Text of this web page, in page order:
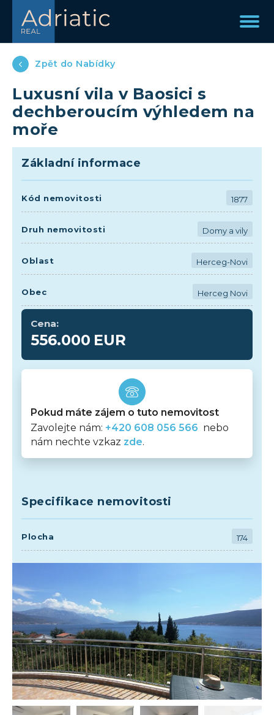
Zpět do Nabídky
Luxusní vila v Baosici s
dechberoucím výhledem na
moře
Základní informace
Kód nemovitosti 1877
Druh nemovitosti Domy a vily
Oblast Herceg-Novi
Obec Herceg Novi
Cena:
556.000 EUR
Pokud máte zájem o tuto nemovitost
Zavolejte nám: +420 608 056 566 nebo
nám nechte vzkaz zde.
Specifikace nemovitosti
Plocha 174